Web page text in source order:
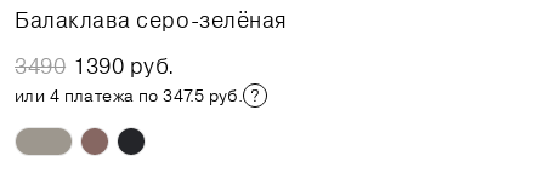
Балаклава серо-зелёная
3490 1390 руб.
или 4 платежа по 347.5 руб.